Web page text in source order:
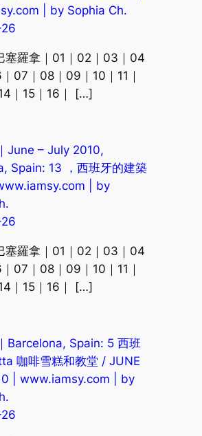
| by Sophia Ch.
塞羅拿｜01｜02｜03｜04
07｜08｜09｜10｜11｜
｜15｜16｜ […]
June – July 2010,
Spain: 13 ，西班牙的建築
| by
塞羅拿｜01｜02｜03｜04
07｜08｜09｜10｜11｜
｜15｜16｜ […]
Barcelona, Spain: 5 西班
咖啡雪糕和教堂 / JUNE
| www.iamsy.com | by